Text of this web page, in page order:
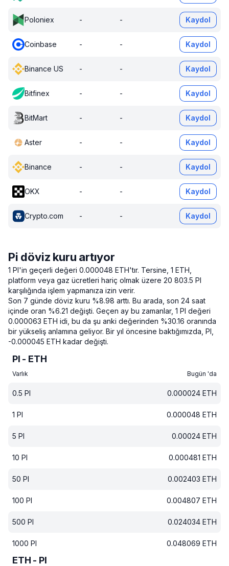
Poloniex - - Kaydol
Coinbase - - Kaydol
Binance US - - Kaydol
Bitfinex - - Kaydol
BitMart - - Kaydol
Aster - - Kaydol
Binance - - Kaydol
OKX - - Kaydol
Crypto.com - - Kaydol
Pi döviz kuru artıyor
1 PI'in geçerli değeri 0.000048 ETH'tır. Tersine, 1 ETH,
platform veya gaz ücretleri hariç olmak üzere 20 803.5 PI
karşılığında işlem yapmanıza izin verir.
Son 7 günde döviz kuru %8.98 arttı. Bu arada, son 24 saat
içinde oran %6.21 değişti. Geçen ay bu zamanlar, 1 PI değeri
0.000063 ETH idi, bu da şu anki değerinden %30.16 oranında
bir yükseliş anlamına geliyor. Bir yıl öncesine baktığımızda, PI,
-0.000045 ETH kadar değişti.
PI - ETH
Varlık Bugün 'da
0.5 PI 0.000024 ETH
1 PI 0.000048 ETH
5 PI 0.00024 ETH
10 PI 0.000481 ETH
50 PI 0.002403 ETH
100 PI 0.004807 ETH
500 PI 0.024034 ETH
1000 PI 0.048069 ETH
ETH - PI